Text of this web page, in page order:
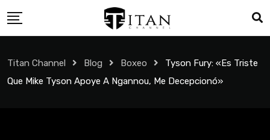
Titan Channel Blog Boxeo
Tyson Fury: «Es Triste
Que Mike Tyson Apoye A Ngannou, Me Decepcionó»